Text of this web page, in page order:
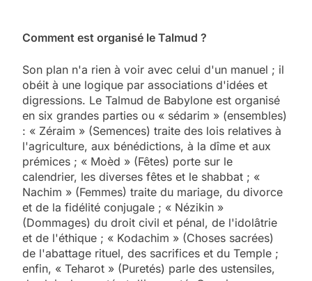
Comment est organisé le Talmud ?
Son plan n'a rien à voir avec celui d'un manuel ; il
obéit à une logique par associations d'idées et
digressions. Le Talmud de Babylone est organisé
en six grandes parties ou « sédarim » (ensembles)
: « Zéraim » (Semences) traite des lois relatives à
l'agriculture, aux bénédictions, à la dîme et aux
prémices ; « Moèd » (Fêtes) porte sur le
calendrier, les diverses fêtes et le shabbat ; «
Nachim » (Femmes) traite du mariage, du divorce
et de la fidélité conjugale ; « Nézikin »
(Dommages) du droit civil et pénal, de l'idolâtrie
et de l'éthique ; « Kodachim » (Choses sacrées)
de l'abattage rituel, des sacrifices et du Temple ;
enfin, « Teharot » (Puretés) parle des ustensiles,